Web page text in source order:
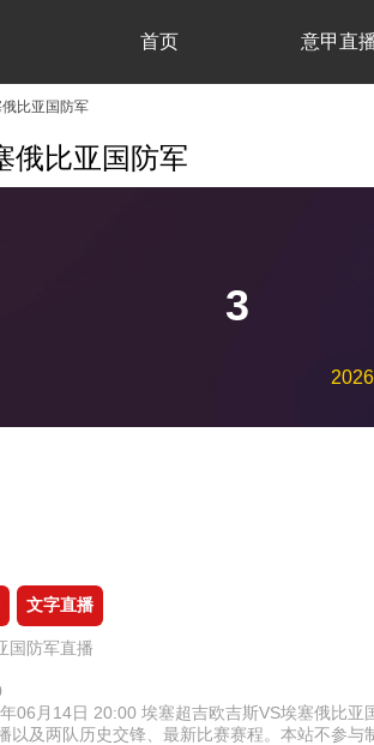
首页 意甲直
比亚国防军
俄比亚国防军
3
文字直播
国防军直播
06月14日 20:00 埃塞超吉欧吉斯VS埃塞俄比
以及两队历史交锋、最新比赛赛程。本站不参